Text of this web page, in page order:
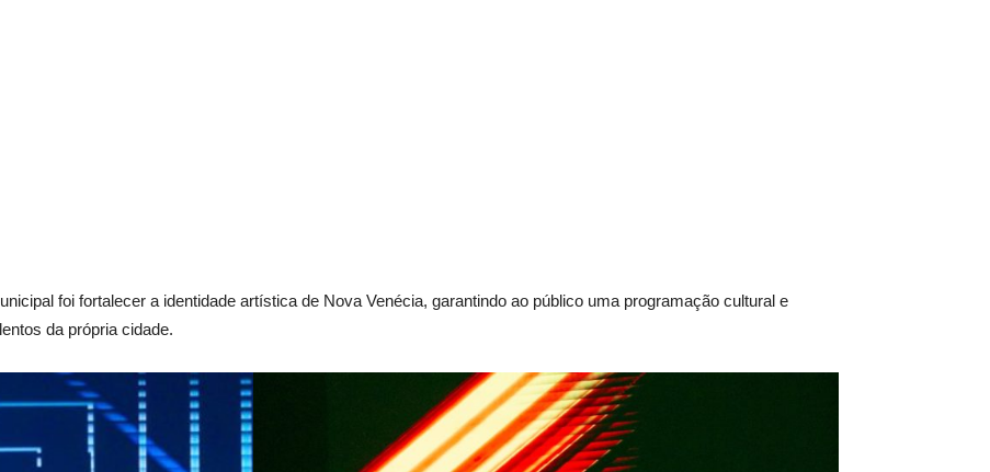
foi fortalecer a identidade artística de Nova Venécia, garantindo ao público uma programação cultural e
da própria cidade.